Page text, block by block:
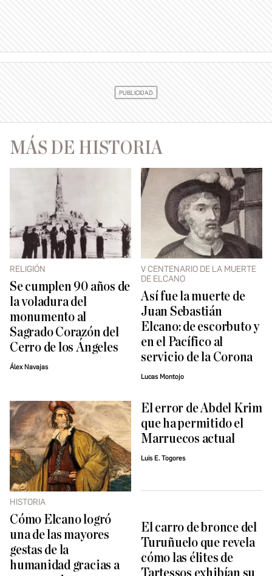
MÁS DE HISTORIA
RELIGIÓN
Se cumplen 90 años de
la voladura del
monumento al
Sagrado Corazón del
Cerro de los Ángeles
Álex Navajas
V CENTENARIO DE LA MUERTE
DE ELCANO
Así fue la muerte de
Juan Sebastián
Elcano: de escorbuto y
en el Pacífico al
servicio de la Corona
Lucas Montojo
HISTORIA
Cómo Elcano logró
una de las mayores
gestas de la
humanidad gracias a
El error de Abdel Krim
que ha permitido el
Marruecos actual
Luis E. Togores
El carro de bronce del
Turuñuelo que revela
cómo las élites de